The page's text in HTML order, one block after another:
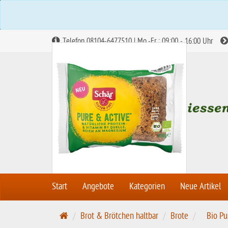
Telefon 08104-6477510 | Mo.-Fr.: 09:00 - 16:00 Uhr
Start Angebote Kategorien Neue Artikel
S
Brot & Brötchen haltbar Brote Bio
Abbildung ähnlich